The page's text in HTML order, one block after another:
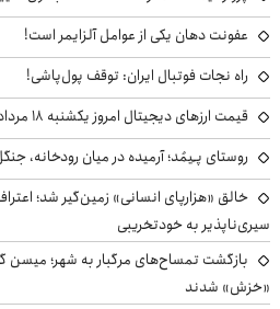
عفونت دهان یکی از عوامل آلزایمر است!
راه نجات فوتبال ایران: توقف پول‌پاشی!
قیمت ارزهای دیجیتال امروز یکشنبه ۱۸ مرداد ۱۴۰۵
روستای پـِیمُد؛ آرمیده در میان رودخانه،
خالق «هزارپای انسانی» زمین‌گیر شد؛
سیری‌ناپذیر به خودتخریبی
بازگشت تمساح‌های مرگبار به شهر؛ میسن
«خزش» شدند